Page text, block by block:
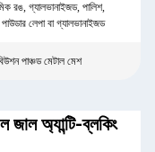
রঙ, গ্যালভানাইজড, পালিশ,
পাউডার লেপা বা গ্যালভানাইজড
পাঞ্চড মেটাল মেশ
জাল অ্যান্টি-ব্লকিং